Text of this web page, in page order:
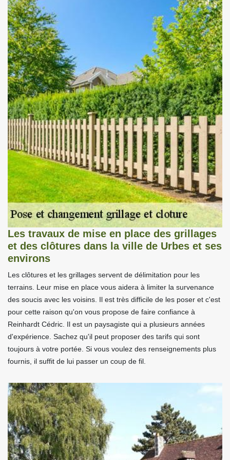
Les travaux de mise en place des grillages
et des clôtures dans la ville de Urbes et ses
environs
Les clôtures et les grillages servent de délimitation pour les
terrains. Leur mise en place vous aidera à limiter la survenance
des soucis avec les voisins. Il est très difficile de les poser et c'est
pour cette raison qu'on vous propose de faire confiance à
Reinhardt Cédric. Il est un paysagiste qui a plusieurs années
d'expérience. Sachez qu'il peut proposer des tarifs qui sont
toujours à votre portée. Si vous voulez des renseignements plus
fournis, il suffit de lui passer un coup de fil.